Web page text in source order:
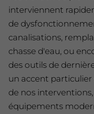
interviennent
de
canalisations,
chasse d'eau, ou
des outils de
un accent
de nos
équipements